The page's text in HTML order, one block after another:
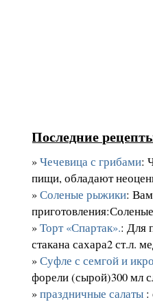
Последние
»Чечевица с грибами:
пищи, обладают
»Соленые рыжики:
»Торт «Спартак».: Для
стакана сахара2 ст.л.
»Суфле с семгой и
форели (сырой)300 мл
»праздничные салаты :